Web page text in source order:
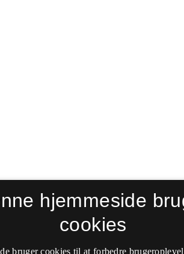
hjemmeside
cookies
bruger cookies til at forbedre